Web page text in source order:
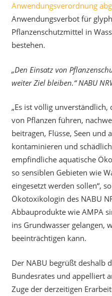
Anwendungsverordnung
Anwendungsverbot für
Pflanzenschutzmittel in
bestehen.
„Den Einsatz von
weiter Ziel bleiben.“ NABU
„Es ist völlig unverständlich,
von Pflanzen führen,
beitragen, Flüsse, Seen und
kontaminieren und
empfindliche aquatische
so sensiblen Gebieten wie
eingesetzt werden sollen“,
Ökotoxikologin des NABU
Abbauprodukte wie AMPA
ins Grundwasser gelangen,
beeinträchtigen kann.
Der NABU begrüßt deshalb
Bundesrates und appelliert
Zuge der derzeitigen